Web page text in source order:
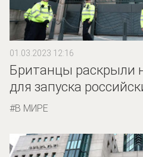
01.03.2023 12:16
Британцы раскрыли
для запуска
В МИРЕ